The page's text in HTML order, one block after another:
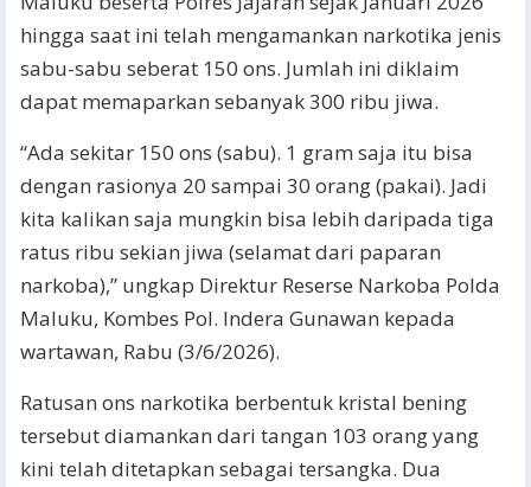
hingga saat ini telah mengamankan narkotika jenis
sabu-sabu seberat 150 ons. Jumlah ini diklaim
dapat memaparkan sebanyak 300 ribu jiwa.
“Ada sekitar 150 ons (sabu). 1 gram saja itu bisa
dengan rasionya 20 sampai 30 orang (pakai). Jadi
kita kalikan saja mungkin bisa lebih daripada tiga
ratus ribu sekian jiwa (selamat dari paparan
narkoba),” ungkap Direktur Reserse Narkoba Polda
Maluku, Kombes Pol. Indera Gunawan kepada
wartawan, Rabu (3/6/2026).
Ratusan ons narkotika berbentuk kristal bening
tersebut diamankan dari tangan 103 orang yang
kini telah ditetapkan sebagai tersangka. Dua